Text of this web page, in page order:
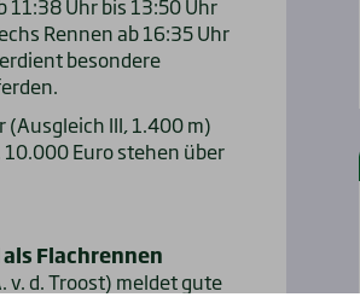
Rennen ab 16:35 Uhr
besondere
(Ausgleich III, 1.400 m)
Euro stehen über
Flachrennen
v. d. Troost) meldet gute